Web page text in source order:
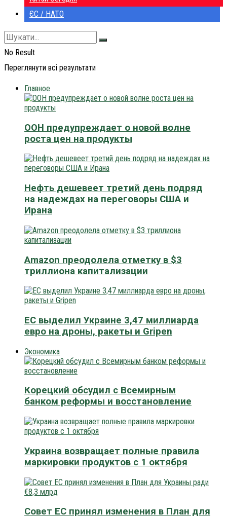
ЄС / НАТО
No Result
Переглянути всі результати
Главное
ООН предупреждает о новой волне
роста цен на продукты
Нефть дешевеет третий день подряд
на надеждах на переговоры США и
Ирана
Amazon преодолела отметку в $3
триллиона капитализации
ЕС выделил Украине 3,47 миллиарда
евро на дроны, ракеты и Gripen
Экономика
Корецкий обсудил с Всемирным
банком реформы и восстановление
Украина возвращает полные правила
маркировки продуктов с 1 октября
Совет ЕС принял изменения в План для